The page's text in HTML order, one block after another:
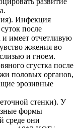
Инфекция
после
имеет отчетливую
жжения во
и гноем.
сгустка после
половых органов,
эрозивные
стенки). У
формы
среде они